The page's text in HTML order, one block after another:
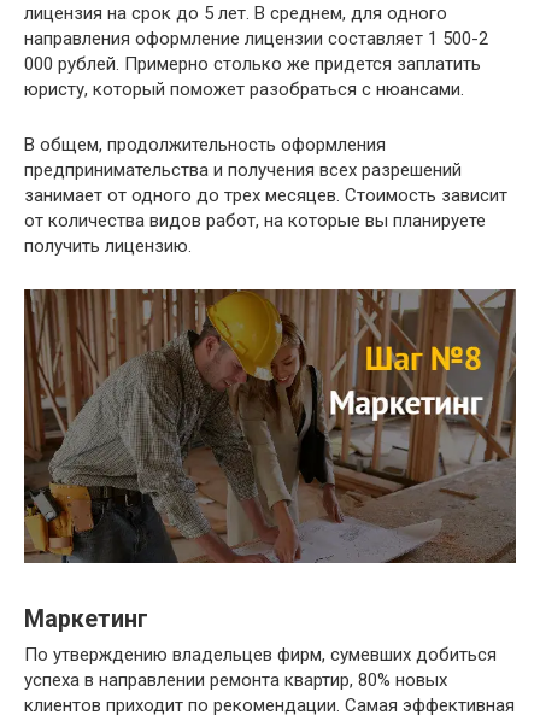
лицензия на срок до 5 лет. В среднем, для одного
направления оформление лицензии составляет 1 500-2
000 рублей. Примерно столько же придется заплатить
юристу, который поможет разобраться с нюансами.
В общем, продолжительность оформления
предпринимательства и получения всех разрешений
занимает от одного до трех месяцев. Стоимость зависит
от количества видов работ, на которые вы планируете
получить лицензию.
Маркетинг
По утверждению владельцев фирм, сумевших добиться
успеха в направлении ремонта квартир, 80% новых
клиентов приходит по рекомендации. Самая эффективная